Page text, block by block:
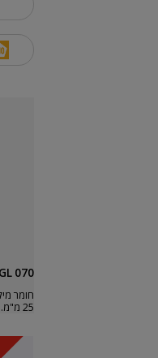
070
25 מ"מ.